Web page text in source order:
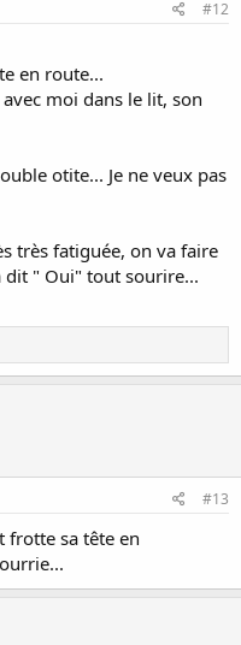
#12
en route...
moi dans le lit, son
otite... Je ne veux pas
très fatiguée, on va faire
dit " Oui" tout sourire...
#13
frotte sa tête en